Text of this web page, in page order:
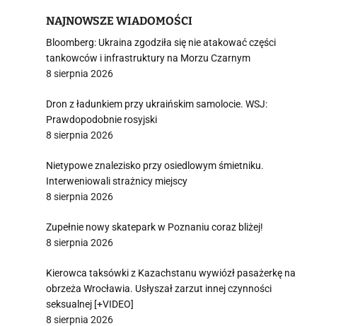
NAJNOWSZE WIADOMOŚCI
Bloomberg: Ukraina zgodziła się nie atakować części
tankowców i infrastruktury na Morzu Czarnym
8 sierpnia 2026
Dron z ładunkiem przy ukraińskim samolocie. WSJ:
Prawdopodobnie rosyjski
8 sierpnia 2026
Nietypowe znalezisko przy osiedlowym śmietniku.
Interweniowali strażnicy miejscy
8 sierpnia 2026
Zupełnie nowy skatepark w Poznaniu coraz bliżej!
8 sierpnia 2026
Kierowca taksówki z Kazachstanu wywiózł pasażerkę na
obrzeża Wrocławia. Usłyszał zarzut innej czynności
seksualnej [+VIDEO]
8 sierpnia 2026